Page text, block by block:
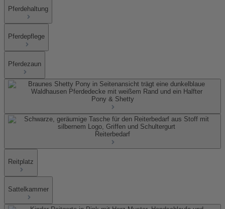
Pferdehaltung
Pferdepflege
Pferdezaun
Pony & Shetty
Reiterbedarf
Reitplatz
Sattelkammer